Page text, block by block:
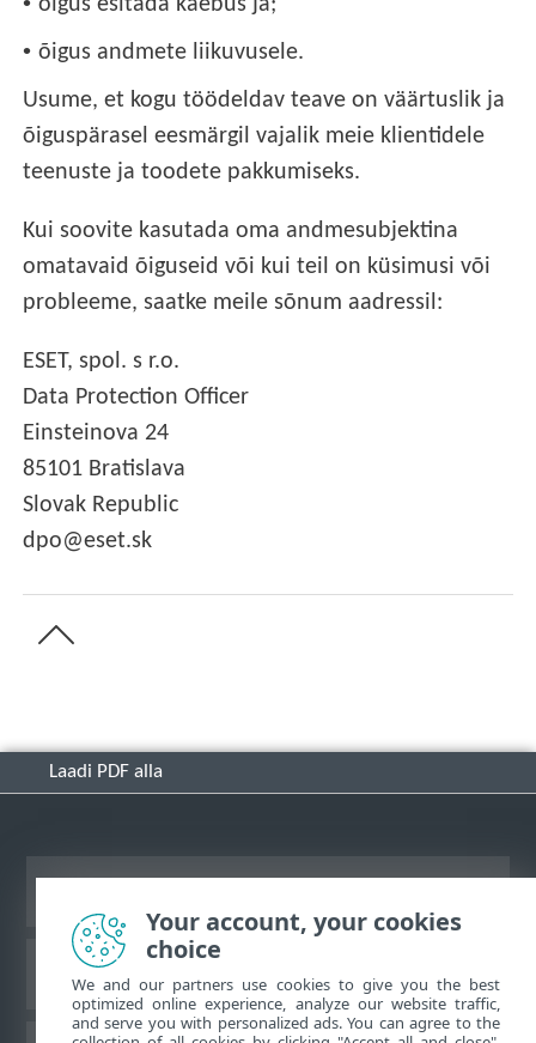
• õigus andmete liikuvusele.
Usume, et kogu töödeldav teave on väärtuslik ja
õiguspärasel eesmärgil vajalik meie klientidele
teenuste ja toodete pakkumiseks.
Kui soovite kasutada oma andmesubjektina
omatavaid õiguseid või kui teil on küsimusi või
probleeme, saatke meile sõnum aadressil:
ESET, spol. s r.o.
Data Protection Officer
Einsteinova 24
85101 Bratislava
Slovak Republic
dpo@eset.sk
Laadi PDF alla
ESET-i teabebaas
Your account, your cookies
choice
We and our partners use cookies to give you the best
optimized online experience, analyze our website traffic,
and serve you with personalized ads. You can agree to the